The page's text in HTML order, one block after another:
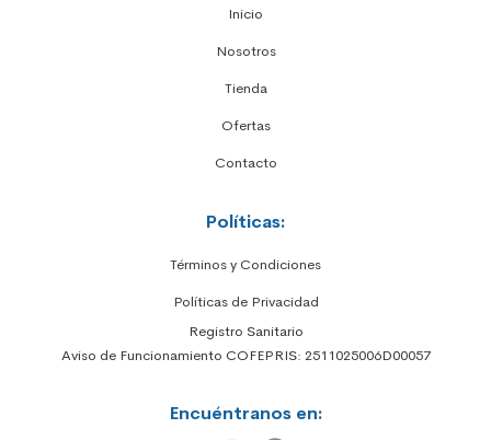
Inicio
Nosotros
Tienda
Ofertas
Contacto
Políticas:
Términos y Condiciones
Políticas de Privacidad
Registro Sanitario
Aviso de Funcionamiento COFEPRIS: 2511025006D00057
Encuéntranos en: